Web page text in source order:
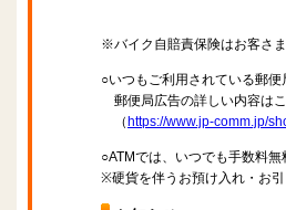
※バイク自賠責保険はお客さ
○いつもご利用されている郵
郵便局広告の詳しい内容は
（ https://www.jp-comm.jp/
○ATMでは、いつでも手数料
※硬貨を伴うお預け入れ・お